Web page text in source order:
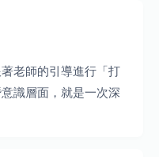
老師的引導進行「打
識層面，就是一次深